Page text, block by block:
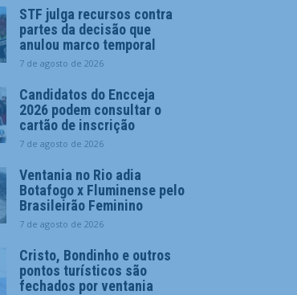
STF julga recursos contra
partes da decisão que
anulou marco temporal
7 de agosto de 2026
Candidatos do Encceja
2026 podem consultar o
cartão de inscrição
7 de agosto de 2026
Ventania no Rio adia
Botafogo x Fluminense pelo
Brasileirão Feminino
7 de agosto de 2026
Cristo, Bondinho e outros
pontos turísticos são
fechados por ventania